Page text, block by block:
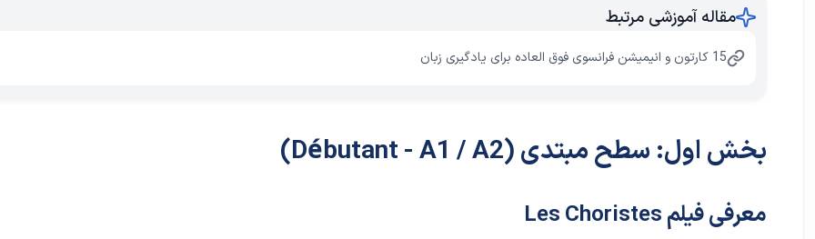
مقاله آموزشی مرتبط
15 کارتون و انیمیشن فرانسوی فوق العاده برای یادگیری زبان
بخش اول: سطح مبتدی (Débutant - A1 / A2)
معرفی فیلم Les Choristes